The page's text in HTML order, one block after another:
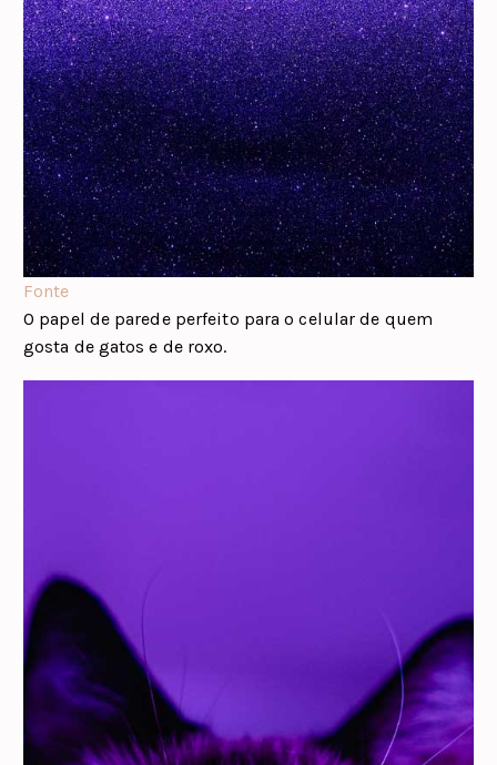
Fonte
O papel de parede perfeito para o celular de quem
gosta de gatos e de roxo.